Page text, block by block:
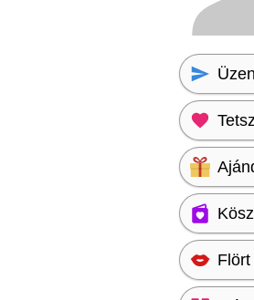
Flört